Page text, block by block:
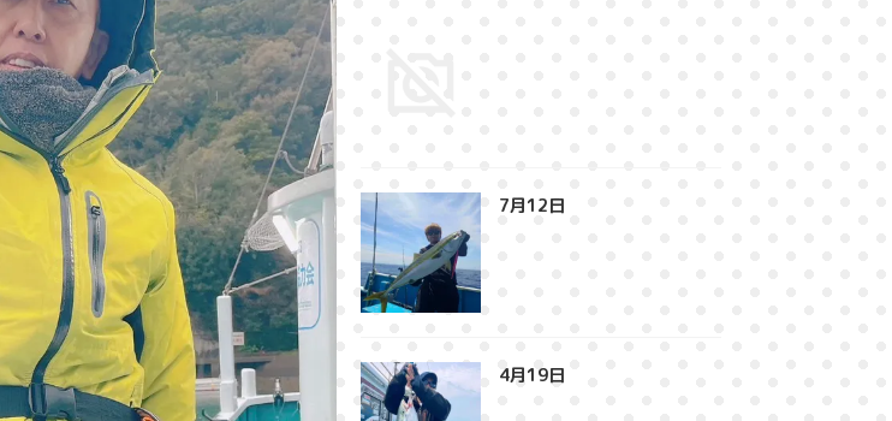
7月12日⁡
4月19日⁡